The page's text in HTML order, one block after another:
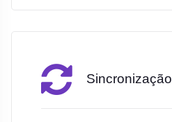
Sincronização